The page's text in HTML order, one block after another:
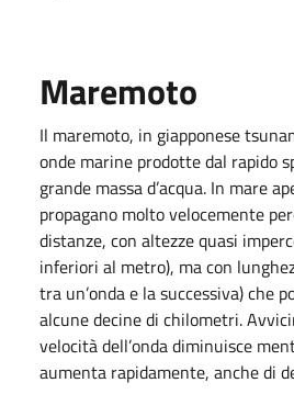
Maremoto
Il maremoto, in giapponese
onde marine prodotte dal rapido
grande massa d’acqua. In mare
propagano molto velocemente
distanze, con altezze quasi
inferiori al metro), ma con
tra un’onda e la successiva) che
alcune decine di chilometri.
velocità dell’onda diminuisce
aumenta rapidamente, anche di